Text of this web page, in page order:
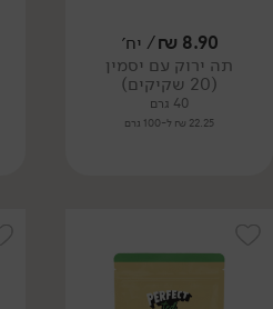
8.90
₪/ יח׳
תה ירוק עם יסמין
(20 שקיקים)
40 גרם
22.25 ₪ ל-100 גרם